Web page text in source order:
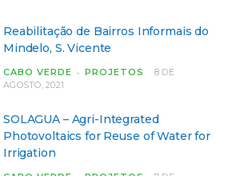
Reabilitação de Bairros Informais do
Mindelo, S. Vicente
CABO VERDE PROJETOS
8 DE
AGOSTO, 2021
SOLAGUA – Agri-Integrated
Photovoltaics for Reuse of Water for
Irrigation